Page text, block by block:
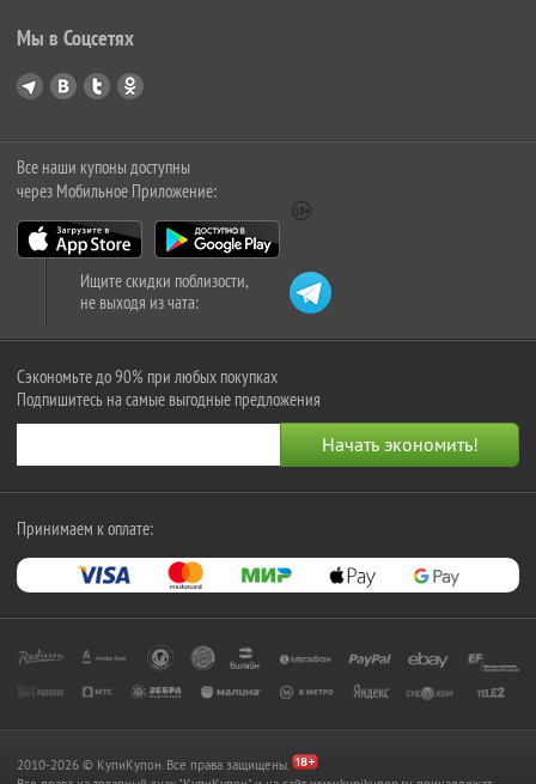
Мы в Соцсетях
Все наши купоны доступны
через Мобильное Приложение:
Ищите скидки поблизости,
не выходя из чата:
Сэкономьте до 90% при любых покупках
Подпишитесь на самые выгодные предложения
Принимаем к оплате:
2010-2026 © КупиКупон. Все права защищены.